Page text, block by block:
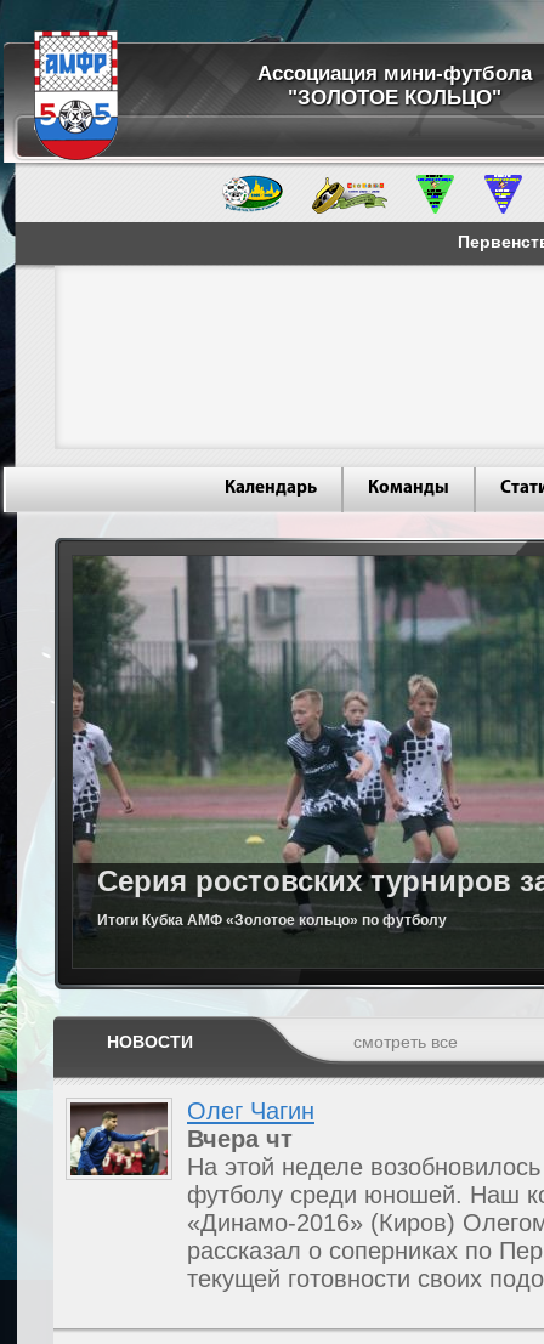
Ассоциация мини-футбола
"ЗОЛОТОЕ КОЛЬЦО"
Календарь Команды
Серия ростовских турниров
Итоги Кубка АМФ «Золотое кольцо» по футболу
НОВОСТИ смотреть все
Олег Чагин
Вчера чт
На этой неделе
футболу среди юношей. Наш
«Динамо-2016» (Киров)
рассказал о соперниках по
текущей готовности своих